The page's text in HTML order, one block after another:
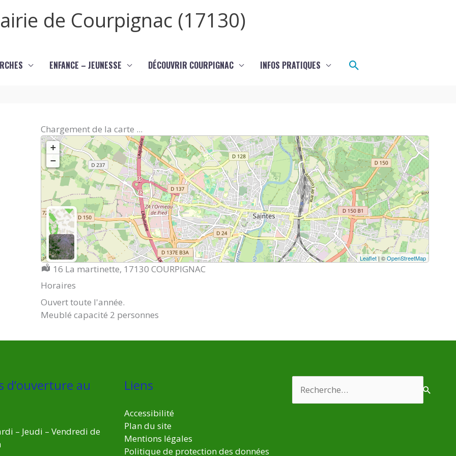
de Courpignac (17130)
ENFANCE – JEUNESSE DÉCOUVRIR COURPIGNAC INFOS PRATIQUES Rechercher
Chargement de la carte ...
+
−
Leaflet| ©OpenStreetMap
Localisation :
16 La martinette, 17130 COURPIGNAC
Horaires
Ouvert toute l'année.
Meublé capacité 2 personnes
d’ouverture au
– Jeudi – Vendredi de
Liens
Accessibilité
Plan du site
Mentions légales
Politique de protection des données